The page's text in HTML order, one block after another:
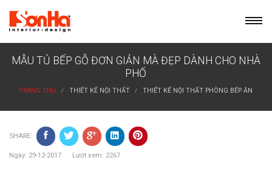
content
MẪU TỦ BẾP GỖ ĐƠN GIẢN MÀ ĐẸP DÀNH CHO NHÀ
PHỐ
TRANG CHỦ THIẾT KẾ NỘI THẤT THIẾT KẾ NỘI THẤT PHÒNG BẾP ĂN
SHARE:
Ngày: 29-12-2017 Lượt xem: 2267